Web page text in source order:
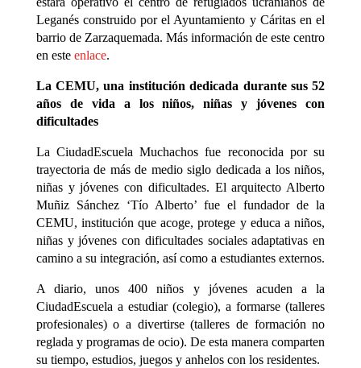
Leganés construido por el Ayuntamiento y Cáritas en el
barrio de Zarzaquemada. Más información de este centro
en este enlace.
La CEMU, una institución dedicada durante sus 52
años de vida a los niños, niñas y jóvenes con
dificultades
La CiudadEscuela Muchachos fue reconocida por su
trayectoria de más de medio siglo dedicada a los niños,
niñas y jóvenes con dificultades. El arquitecto Alberto
Muñiz Sánchez ‘Tío Alberto’ fue el fundador de la
CEMU, institución que acoge, protege y educa a niños,
niñas y jóvenes con dificultades sociales adaptativas en
camino a su integración, así como a estudiantes externos.
A diario, unos 400 niños y jóvenes acuden a la
CiudadEscuela a estudiar (colegio), a formarse (talleres
profesionales) o a divertirse (talleres de formación no
reglada y programas de ocio). De esta manera comparten
su tiempo, estudios, juegos y anhelos con los residentes.